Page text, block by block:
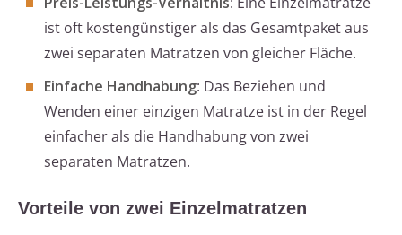
ist oft kostengünstiger als das Gesamtpaket aus
zwei separaten Matratzen von gleicher Fläche.
Einfache Handhabung: Das Beziehen und
Wenden einer einzigen Matratze ist in der Regel
einfacher als die Handhabung von zwei
separaten Matratzen.
Vorteile von zwei Einzelmatratzen